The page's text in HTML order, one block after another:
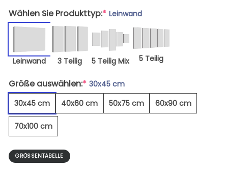
Wählen Sie Produkttyp:* Leinwand
Leinwand 3 Teilig 5 Teilig Mix 5 Teilig
Größe auswählen:* 30x45 cm
30x45 cm
40x60 cm 50x75 cm 60x90 cm
70x100 cm
GRÖSSENTABELLE